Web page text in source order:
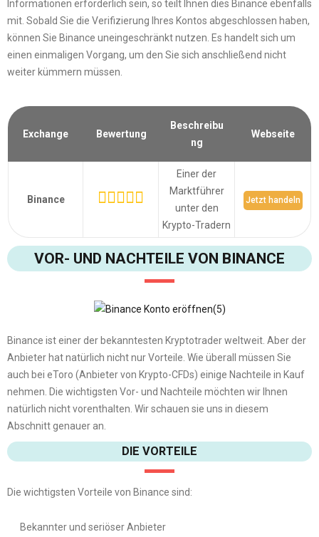
Informationen erforderlich sein, so teilt Ihnen dies Binance ebenfalls
mit. Sobald Sie die Verifizierung Ihres Kontos abgeschlossen haben,
können Sie Binance uneingeschränkt nutzen. Es handelt sich um
einen einmaligen Vorgang, um den Sie sich anschließend nicht
weiter kümmern müssen.
Exchange Bewertung
Beschreibu
ng
Webseite
Binance
Einer der
Marktführer
unter den
Krypto-Tradern
Jetzt handeln
VOR- UND NACHTEILE VON BINANCE
Binance ist einer der bekanntesten Kryptotrader weltweit. Aber der
Anbieter hat natürlich nicht nur Vorteile. Wie überall müssen Sie
auch bei eToro (Anbieter von Krypto-CFDs) einige Nachteile in Kauf
nehmen. Die wichtigsten Vor- und Nachteile möchten wir Ihnen
natürlich nicht vorenthalten. Wir schauen sie uns in diesem
Abschnitt genauer an.
DIE VORTEILE
Die wichtigsten Vorteile von Binance sind:
Bekannter und seriöser Anbieter